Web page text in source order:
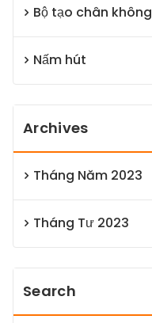
Bộ tạo chân không
Nấm hút
Archives
Tháng Năm 2023
Tháng Tư 2023
Search